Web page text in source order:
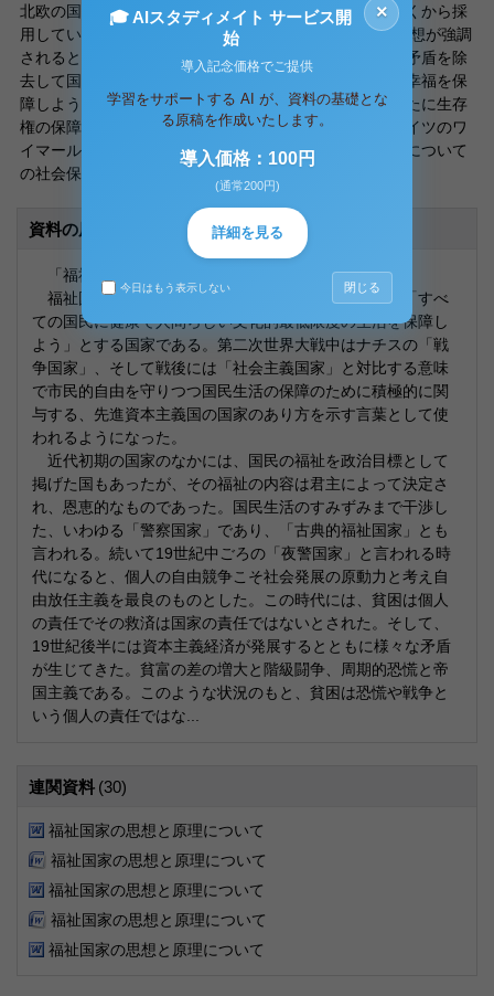
北欧の国は、社会保険制度を中心に社会扶助の制度を早くから採
用していた。19世紀後半から20世紀にかけて社会主義思想が強調
されると、それに対応し資本主義経済体制を修正、その矛盾を除
去して国家、社会の積極的な活動によって国民の生存と幸福を保
障しようとした。こうして、近代諸国の憲法のなかに新たに生存
権の保障が取り入れられることになった。その原型がドイツのワ
イマール憲法である。この憲法は、労働災害、疾病などについて
の社会保障制度を提唱したものであった。
資料の原本内容
「福祉国家の思想と原理について」
福祉国家とは「国民の福祉増進と確保」、すなわち「すべ
ての国民に健康で人間らしい文化的最低限度の生活を保障し
よう」とする国家である。第二次世界大戦中はナチスの「戦
争国家」、そして戦後には「社会主義国家」と対比する意味
で市民的自由を守りつつ国民生活の保障のために積極的に関
与する、先進資本主義国の国家のあり方を示す言葉として使
われるようになった。
近代初期の国家のなかには、国民の福祉を政治目標として
掲げた国もあったが、その福祉の内容は君主によって決定さ
れ、恩恵的なものであった。国民生活のすみずみまで干渉し
た、いわゆる「警察国家」であり、「古典的福祉国家」とも
言われる。続いて19世紀中ごろの「夜警国家」と言われる時
代になると、個人の自由競争こそ社会発展の原動力と考え自
由放任主義を最良のものとした。この時代には、貧困は個人
の責任でその救済は国家の責任ではないとされた。そして、
19世紀後半には資本主義経済が発展するとともに様々な矛盾
が生じてきた。貧富の差の増大と階級闘争、周期的恐慌と帝
国主義である。このような状況のもと、貧困は恐慌や戦争と
いう個人の責任ではな...
連関資料 (30)
福祉国家の思想と原理について
福祉国家の思想と原理について
福祉国家の思想と原理について
福祉国家の思想と原理について
福祉国家の思想と原理について
×
🎓 AIスタディメイト サービス開
始
導入記念価格でご提供
学習をサポートする AI が、資料の基礎とな
る原稿を作成いたします。
導入価格：100円
(通常200円)
詳細を見る
今日はもう表示しない 閉じる